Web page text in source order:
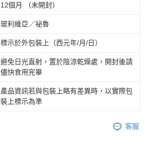
12個月 （未開封）
玻利維亞／祕魯
標示於外包裝上（西元年/月/日）
避免日光直射，置於陰涼乾燥處，開封後請
儘快食用完畢
產品資訊若與包裝上略有差異時，以實際包
裝上標示為準
客服